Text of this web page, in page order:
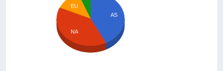
AS
EU
NA